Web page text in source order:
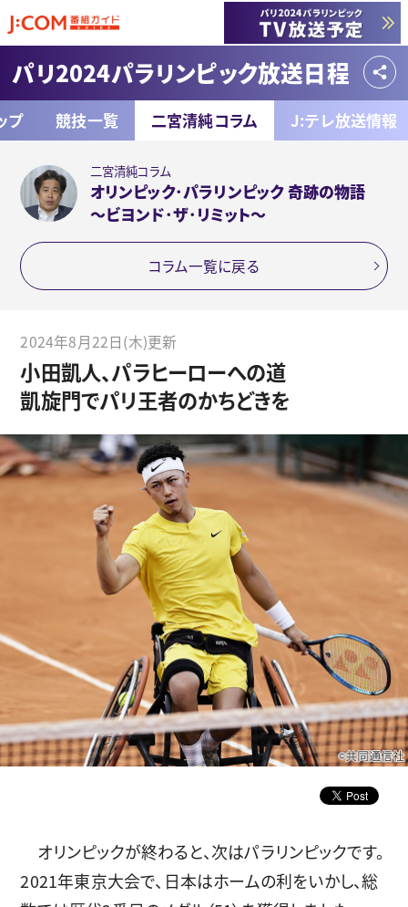
パリ2024パラリンピック放送日程
プ 競技一覧 二宮清純コラム J:テレ放送情報
二宮清純コラム
オリンピック･パラリンピック 奇跡の物語
～ビヨンド･ザ･リミット～
コラム一覧に戻る
2024年8月22日(木)更新
小田凱人、パラヒーローへの道
凱旋門でパリ王者のかちどきを
オリンピックが終わると、次はパラリンピックです。
2021年東京大会で、日本はホームの利をいかし、総